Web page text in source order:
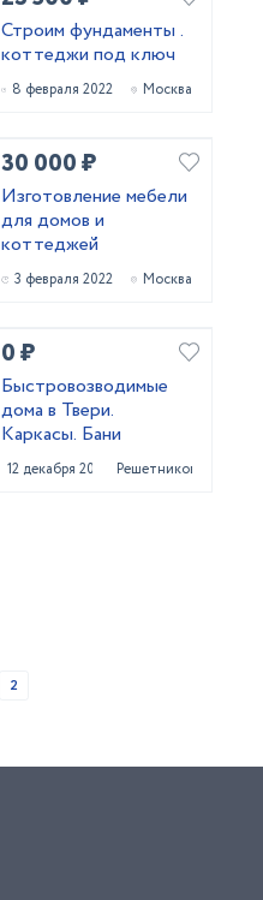
Строим фундаменты .
коттеджи под ключ
8 февраля 2022 Москва
30 000 ₽
Изготовление мебели
для домов и
коттеджей
3 февраля 2022 Москва
0 ₽
Быстровозводимые
дома в Твери.
Каркасы. Бани
12 декабря 2021 Решетниково
2